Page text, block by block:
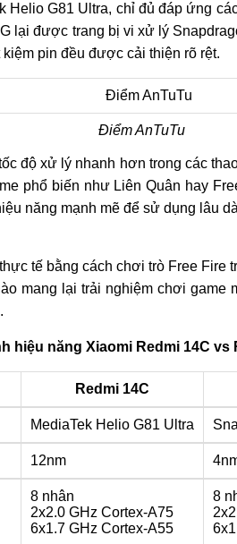
Helio G81 Ultra, chỉ đủ đáp ứng
lại được trang bị vi xử lý
pin đều được cải thiện rõ rệt.
Điểm AnTuTu
độ xử lý nhanh hơn trong các
phổ biến như Liên Quân hay
năng mạnh mẽ để sử dụng lâu
tế bằng cách chơi trò Free Fire
mang lại trải nghiệm chơi
hiệu năng Xiaomi Redmi 14C vs
Redmi 14C
MediaTek Helio G81 Ultra
12nm
8 nhân
2x2.0 GHz Cortex-A75
6x1.7 GHz Cortex-A55
8